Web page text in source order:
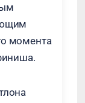
момента